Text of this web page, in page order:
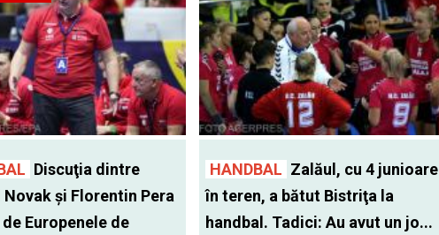
Discuţia dintre
Novak şi Florentin Pera
Europenele de
HANDBAL Zalăul, cu 4 junioare
în teren, a bătut Bistriţa la
handbal. Tadici: Au avut un jo...